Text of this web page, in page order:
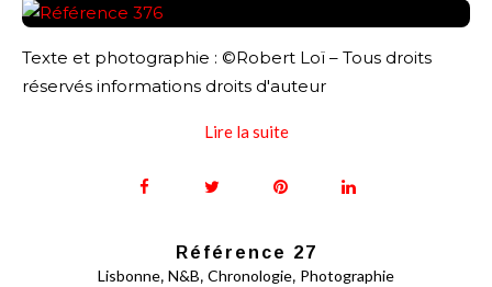
Texte et photographie : ©Robert Loï – Tous droits
réservés informations droits d'auteur
Lire la suite
Référence 27
Lisbonne, N&B, Chronologie, Photographie